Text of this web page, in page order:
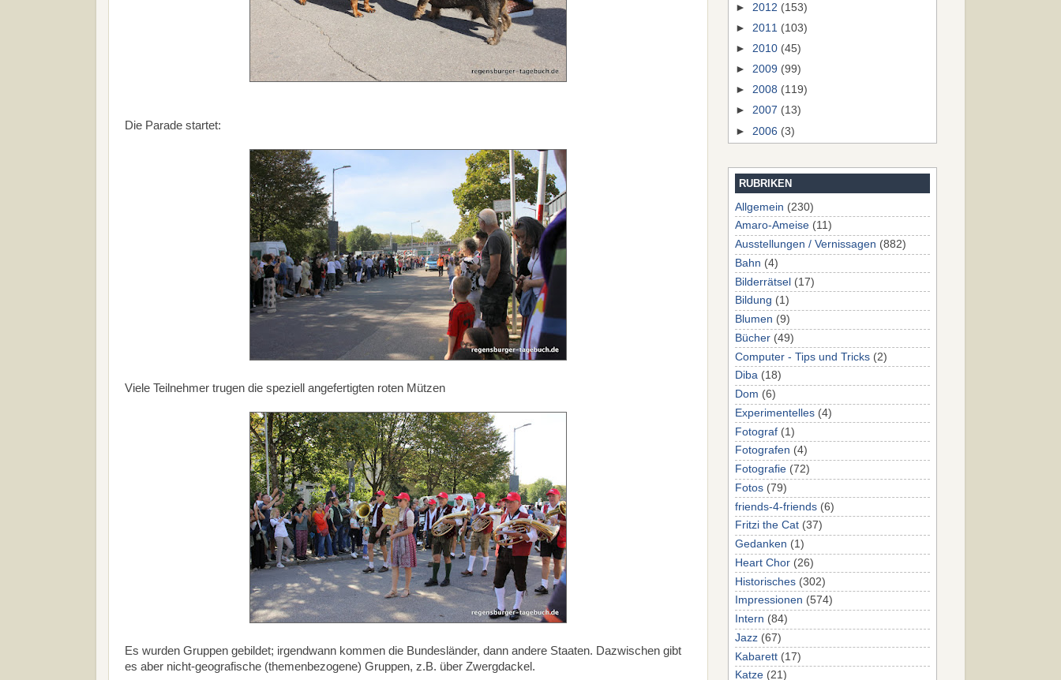
Die Parade startet:
Viele Teilnehmer trugen die speziell angefertigten roten Mützen
Es wurden Gruppen gebildet; irgendwann kommen die Bundesländer, dann andere Staaten. Dazwischen gibt
es aber nicht-geografische (themenbezogene) Gruppen, z.B. über Zwergdackel.
► 2012 (153)
► 2011 (103)
► 2010 (45)
► 2009 (99)
► 2008 (119)
► 2007 (13)
► 2006 (3)
RUBRIKEN
Allgemein (230)
Amaro-Ameise (11)
Ausstellungen / Vernissagen (882)
Bahn (4)
Bilderrätsel (17)
Bildung (1)
Blumen (9)
Bücher (49)
Computer - Tips und Tricks (2)
Diba (18)
Dom (6)
Experimentelles (4)
Fotograf (1)
Fotografen (4)
Fotografie (72)
Fotos (79)
friends-4-friends (6)
Fritzi the Cat (37)
Gedanken (1)
Heart Chor (26)
Historisches (302)
Impressionen (574)
Intern (84)
Jazz (67)
Kabarett (17)
Katze (21)